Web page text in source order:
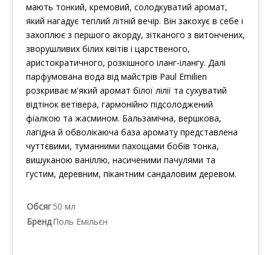
мають тонкий, кремовий, солодкуватий аромат,
який нагадує теплий літній вечір. Він закохує в себе і
захоплює з першого акорду, зітканого з витончених,
зворушливих білих квітів і царственого,
аристократичного, розкішного іланг-ілангу. Далі
парфумована вода від майстрів Paul Emilien
розкриває м'який аромат білої лілії та сухуватий
відтінок ветівера, гармонійно підсолоджений
фіалкою та жасмином. Бальзамічна, вершкова,
лагідна й обволікаюча база аромату представлена
чуттєвими, туманними пахощами бобів тонка,
вишуканою ваніллю, насиченими пачулями та
густим, деревним, пікантним сандаловим деревом.
Обсяг50 мл
БрендПоль Емільєн